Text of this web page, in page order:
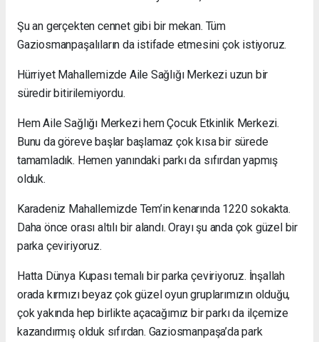
Şu an gerçekten cennet gibi bir mekan. Tüm
Gaziosmanpaşalıların da istifade etmesini çok istiyoruz.
Hürriyet Mahallemizde Aile Sağlığı Merkezi uzun bir
süredir bitirilemiyordu.
Hem Aile Sağlığı Merkezi hem Çocuk Etkinlik Merkezi.
Bunu da göreve başlar başlamaz çok kısa bir sürede
tamamladık. Hemen yanındaki parkı da sıfırdan yapmış
olduk.
Karadeniz Mahallemizde Tem’in kenarında 1220 sokakta.
Daha önce orası altılı bir alandı. Orayı şu anda çok güzel bir
parka çeviriyoruz.
Hatta Dünya Kupası temalı bir parka çeviriyoruz. İnşallah
orada kırmızı beyaz çok güzel oyun gruplarımızın olduğu,
çok yakında hep birlikte açacağımız bir parkı da ilçemize
kazandırmış olduk sıfırdan. Gaziosmanpaşa’da park